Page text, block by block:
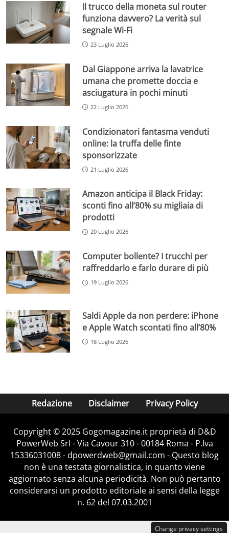
Il trucco della moneta sul router
funziona davvero? La verità sul
segnale Wi-Fi
23 Luglio 2026
Dal Giappone arriva la lavatrice
umana che promette doccia e
asciugatura in pochi minuti
22 Luglio 2026
Condizionatori fantasma venduti
online: la truffa delle finte
sponsorizzate
21 Luglio 2026
Amazon anticipa il Black Friday:
sconti fino all’80% su migliaia di
prodotti
20 Luglio 2026
Computer bollente? I trucchi per
raffreddarlo e farlo durare di più
19 Luglio 2026
Saldi Apple da non perdere: iPhone
e Apple Watch scontati fino all’80%
18 Luglio 2026
Redazione Disclaimer Privacy Policy
Copyright © 2025 Gogomagazine.it proprietà di D&D
PowerWeb Srl - Via Cavour 310 - 00184 Roma - P.Iva
15336031008 - dpowerdweb@gmail.com - Questo blog
non è una testata giornalistica, in quanto viene
aggiornato senza alcuna periodicità. Non può pertanto
considerarsi un prodotto editoriale ai sensi della legge
n. 62 del 07.03.2001
Change privacy settings